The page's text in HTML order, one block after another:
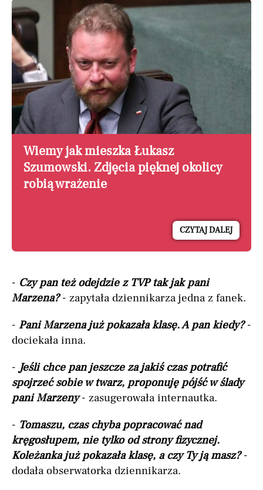
Wiemy jak mieszka Łukasz
Szumowski. Zdjęcia pięknej okolicy
robią wrażenie
CZYTAJ DALEJ
- Czy pan też odejdzie z TVP tak jak pani
Marzena?- zapytała dziennikarza jedna z fanek.
- Pani Marzena już pokazała klasę. A pan kiedy?-
dociekała inna.
-Jeśli chce pan jeszcze za jakiś czas potrafić
spojrzeć sobie w twarz, proponuję pójść w ślady
pani Marzeny- zasugerowała internautka.
- Tomaszu, czas chyba popracować nad
kręgosłupem, nie tylko od strony fizycznej.
Koleżanka już pokazała klasę, a czy Ty ją masz?-
dodała obserwatorka dziennikarza.